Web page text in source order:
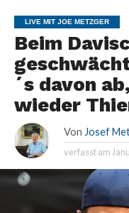
LIVE MIT JOE METZGER
Beim
´s davon
wieder
Von Josef
verfasst am